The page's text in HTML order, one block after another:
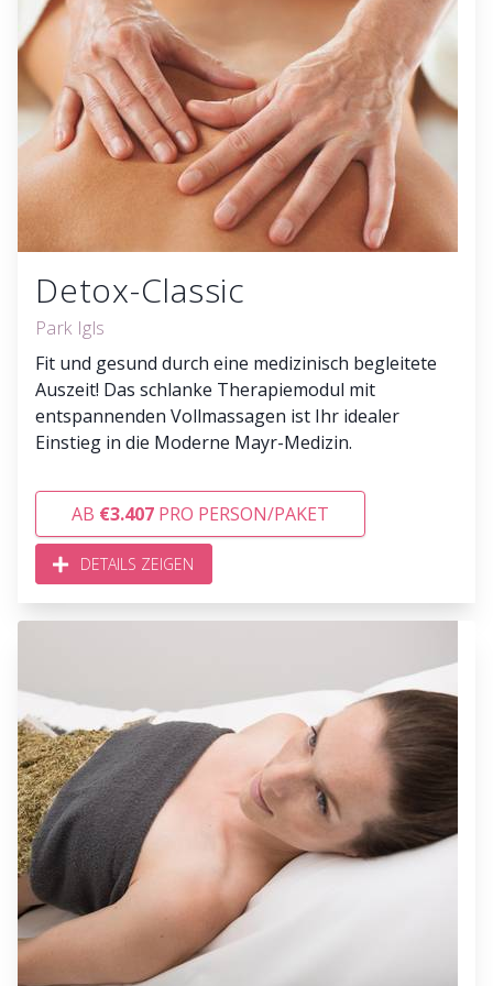
Detox-Classic
Park Igls
Fit und gesund durch eine medizinisch begleitete
Auszeit! Das schlanke Therapiemodul mit
entspannenden Vollmassagen ist Ihr idealer
Einstieg in die Moderne Mayr-Medizin.
AB €3.407 PRO PERSON/PAKET
DETAILS ZEIGEN